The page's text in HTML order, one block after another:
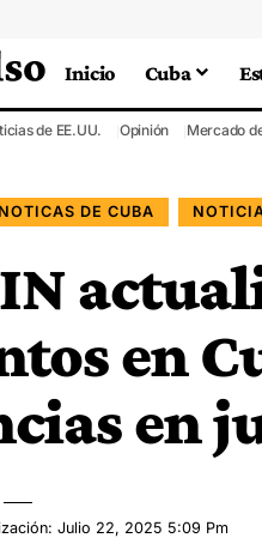
Inicio Cuba
de EE.UU. Opinión Mercado
NOTICAS DE CUBA
en
en
Julio 22, 2025 5:09 Pm